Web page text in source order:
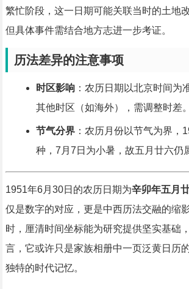
繁忙阶段，这一日期可能关联当时的土地
但具体事件需结合地方志进一步考证。
历法差异的注意事项
时区影响：农历日期以北京时间为
其他时区（如海外），需调整时差。
节气分界：农历月份以节气为界，
种，7月7日为小暑，故五月廿六仍
1951年6月30日的农历日期为辛卯年五月
仅是数字的对应，更是中西历法交融的缩
时，厘清时间坐标能为研究提供坚实基础
言，它或许只是家族相册中一页泛黄日历
独特的时代记忆。